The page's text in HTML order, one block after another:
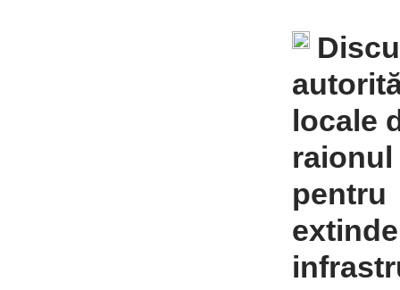
locale
raionul
pentru